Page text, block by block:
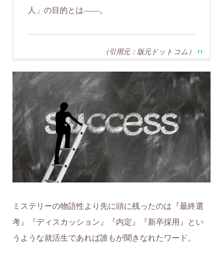
人」の目的とは――。
（引用元：版元ドットコム）
ミステリーの物語性より先に頭に残ったのは『最終選
考』『ディスカッション』『内定』『新卒採用』とい
うような就活生であれば誰もが聞きなれたワード。